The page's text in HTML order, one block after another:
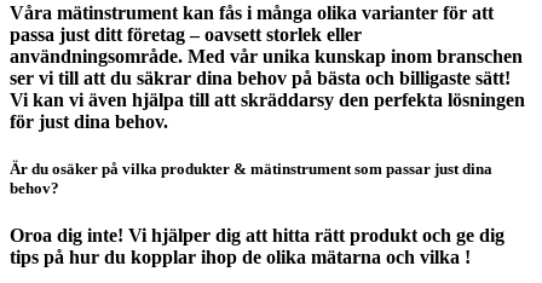
Våra mätinstrument kan fås i många olika varianter för att
passa just ditt företag – oavsett storlek eller
användningsområde. Med vår unika kunskap inom branschen
ser vi till att du säkrar dina behov på bästa och billigaste sätt!
Vi kan vi även hjälpa till att skräddarsy den perfekta lösningen
för just dina behov.
Är du osäker på vilka produkter & mätinstrument som passar just dina
behov?
Oroa dig inte! Vi hjälper dig att hitta rätt produkt och ge dig
tips på hur du kopplar ihop de olika mätarna och vilka !